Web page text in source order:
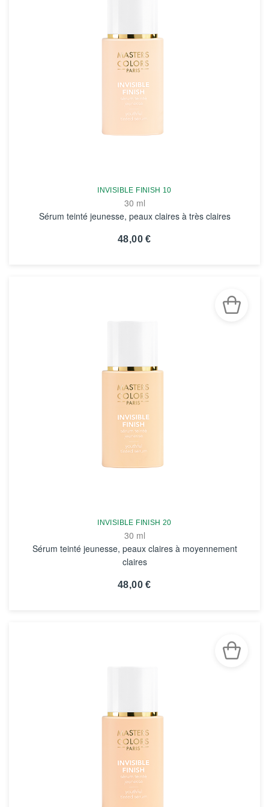
INVISIBLE FINISH 10
30 ml
Sérum teinté jeunesse, peaux claires à très claires
48,00 €
INVISIBLE FINISH 20
30 ml
Sérum teinté jeunesse, peaux claires à moyennement
claires
48,00 €